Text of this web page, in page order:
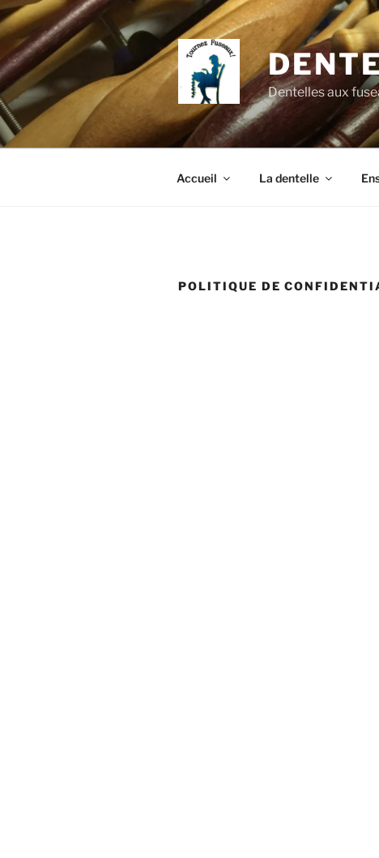
Aller
au
contenu
principal
Dentelles aux
Accueil La dentelle
POLITIQUE DE